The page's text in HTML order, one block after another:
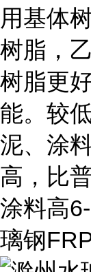
用基体
树脂，
树脂更
能。较
泥、涂
高，比
涂料高
璃钢